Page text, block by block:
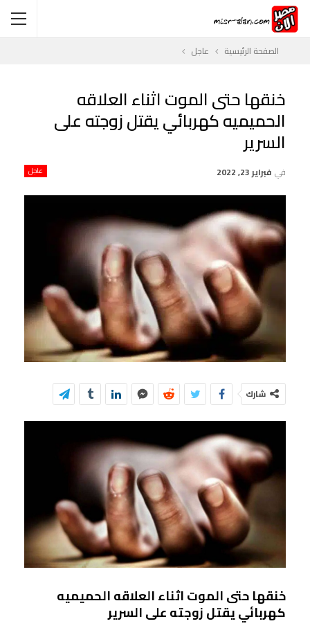
الصفحة الرئيسية عاجل
خنقها حتى الموت اثناء العلاقه
الحميميه كهربائي يقتل زوجته على
السرير
عاجل في فبراير 23, 2022
شارك
خنقها حتى الموت اثناء العلاقه الحميميه
كهربائي يقتل زوجته على السرير